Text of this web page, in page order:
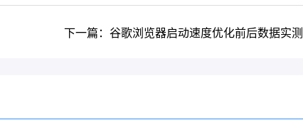
下一篇：谷歌浏览器启动速度优化前后数据实